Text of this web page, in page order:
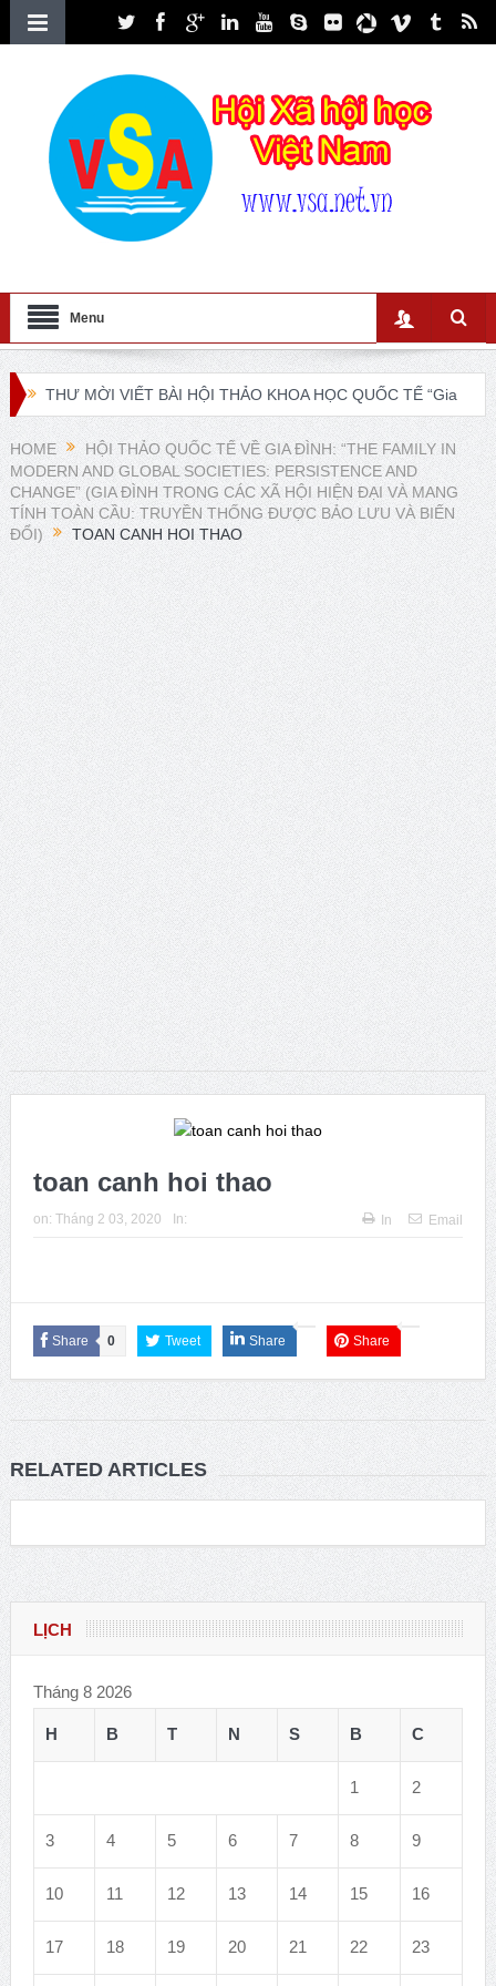
Menu
THƯ MỜI VIẾT BÀI HỘI THẢO KHOA HỌC QUỐC TẾ “Gia
đình Châu Á trong bối cảnh hội nhập quốc tế và chuyển đổi
số”
XXI ISA World Congress of Sociology Global Sociology in
Turbulent Times July 4 – 10, 2027
Lễ ra mắt Chi hội xã hội học giáo dục và Tọa đàm khoa
học “Các vấn đề nổi bật trong nghiên cứu về xã hội học giáo
dục”.
Young People’s (Self-)Positioning in the World:
Subjectivities, Discourses, and Inequalities
Presidential Corner – Geoffrey Pleyers ISA President 2023-
2027
ISA World Congress of Sociology – Request for Proposals
for hosting the XXII ISA World Congress of Sociology in 2031
Hội thảo về FRANÇOIS HOUTART nhân kỷ niệm 100 năm
ngày sinh của ông
Phát huy vai trò khoa học xã hội trong kỷ nguyên mới của
Thời sự Hà Nội 15h ngày 8/7/2025: Thủ tướng đề xuất giải
HOME
HỘI THẢO QUỐC TẾ VỀ GIA ĐÌNH: “THE FAMILY IN
MODERN AND GLOBAL SOCIETIES: PERSISTENCE AND
CHANGE” (GIA ĐÌNH TRONG CÁC XÃ HỘI HIỆN ĐẠI VÀ MANG
TÍNH TOÀN CẦU: TRUYỀN THỐNG ĐƯỢC BẢO LƯU VÀ BIẾN
ĐỔI)
TOAN CANH HOI THAO
toan canh hoi thao
on: Tháng 2 03, 2020 In: In Email
Share 0 Tweet Share Share
RELATED ARTICLES
LỊCH
Tháng 8 2026
H B T N S B C
1 2
3 4 5 6 7 8 9
10 11 12 13 14 15 16
17 18 19 20 21 22 23